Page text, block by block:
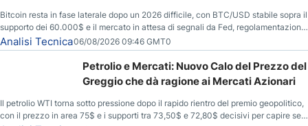
Bitcoin resta in fase laterale dopo un 2026 difficile, con BTC/USD stabile sopra il
supporto dei 60.000$ e il mercato in attesa di segnali da Fed, regolamentazione
USA ed elezioni di medio termine.
Analisi Tecnica06/08/2026 09:46 GMT0
Petrolio e Mercati: Nuovo Calo del Prezzo del
Greggio che dà ragione ai Mercati Azionari
Il petrolio WTI torna sotto pressione dopo il rapido rientro del premio geopolitico,
con il prezzo in area 75$ e i supporti tra 73,50$ e 72,80$ decisivi per capire se il